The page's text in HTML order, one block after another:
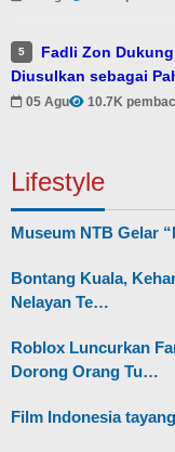
5
Fadli Zon
Diusulkan sebagai
05 Agu 10.7K
Lifestyle
Museum NTB Gelar
Bontang Kuala,
Nelayan Te…
Roblox Luncurkan
Dorong Orang Tu…
Film Indonesia